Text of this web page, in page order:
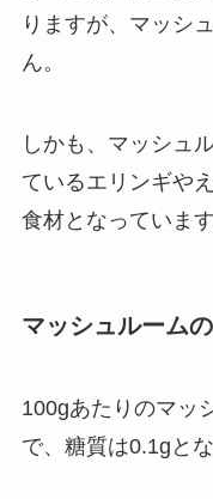
りますが、マッシ
ん。
しかも、マッシュ
ているエリンギや
食材となっています
マッシュルーム
100gあたりのマッ
で、糖質は0.1gと